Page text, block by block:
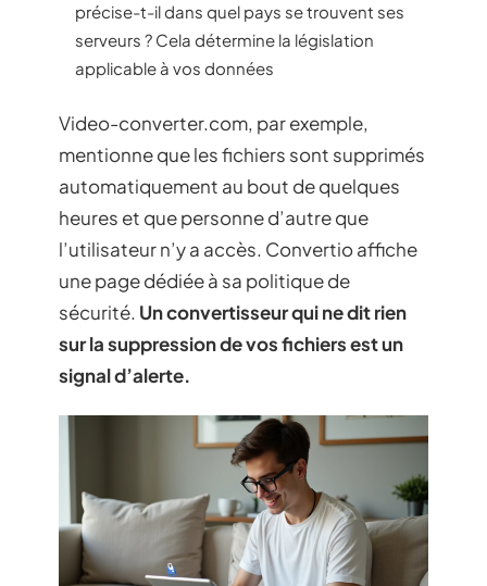
précise-t-il dans quel pays se trouvent ses
serveurs ? Cela détermine la législation
applicable à vos données
Video-converter.com, par exemple,
mentionne que les fichiers sont supprimés
automatiquement au bout de quelques
heures et que personne d’autre que
l’utilisateur n’y a accès. Convertio affiche
une page dédiée à sa politique de
sécurité. Un convertisseur qui ne dit rien
sur la suppression de vos fichiers est un
signal d’alerte.